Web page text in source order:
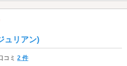
ュリアン)
コミ2 件